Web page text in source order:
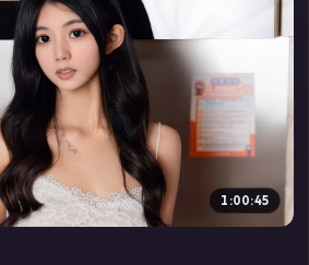
▶
1:00:45